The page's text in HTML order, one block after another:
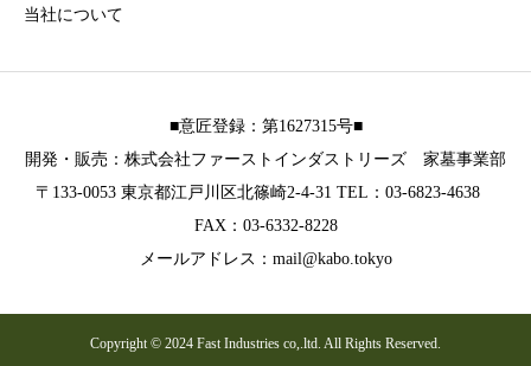
当社について
■意匠登録：第1627315号■
開発・販売：株式会社ファーストインダストリーズ 家墓事業部
〒133-0053 東京都江戸川区北篠崎2-4-31 TEL：03-6823-4638
FAX：03-6332-8228
メールアドレス：mail@kabo.tokyo
Copyright © 2024 Fast Industries co,.ltd. All Rights Reserved.